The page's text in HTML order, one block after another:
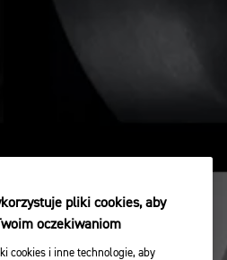
pliki cookies, aby
oczekiwaniom
cookies i inne technologie, aby